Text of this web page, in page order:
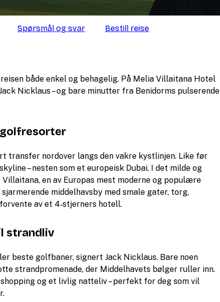
Spørsmål og svar Bestill reise
både enkel og behagelig. På Melia Villaitana Hotel
Nicklaus – og bare minutter fra Benidorms pulserende
golfresorter
transfer nordover langs den vakre kystlinjen. Like før
– nesten som et europeisk Dubai. I det milde og
en av Europas mest moderne og populære
middelhavsby med smale gater, torg,
av et 4‑stjerners hotell.
strandliv
beste golfbaner, signert Jack Nicklaus. Bare noen
strandpromenade, der Middelhavets bølger ruller inn.
og et livlig natteliv – perfekt for deg som vil